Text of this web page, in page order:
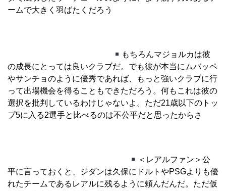
ームで大きく羽ばたくだろう
もちろんマジョルカは彼
の成長にとっては良いクラブだ。でも彼が本当にムバッペ
やサンチョのように優秀であれば、もっと強いクラブに行
って出場機会を得ることもできただろう。何もこれは彼の
選択を批判しているわけじゃないよ。ただ21歳以下のトッ
プ5に入る2選手と比べるのは不公平だと思ったからさ
＜レアルファン＞公
平に言っておくと、ジダンは久保にドルトやPSGよりも優
れたチームであるレアルに残るように頼んだんだ。ただ仮